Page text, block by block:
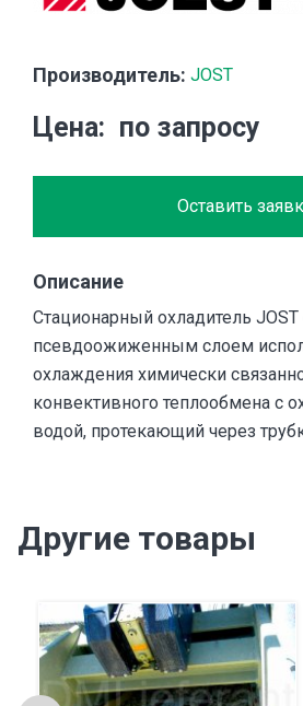
Производитель: JOST
Цена по запросу
Оставить
Описание
Стационарный охладитель JOST
псевдоожиженным слоем
охлаждения химически
конвективного теплообмена с
водой, протекающий через
Другие товары